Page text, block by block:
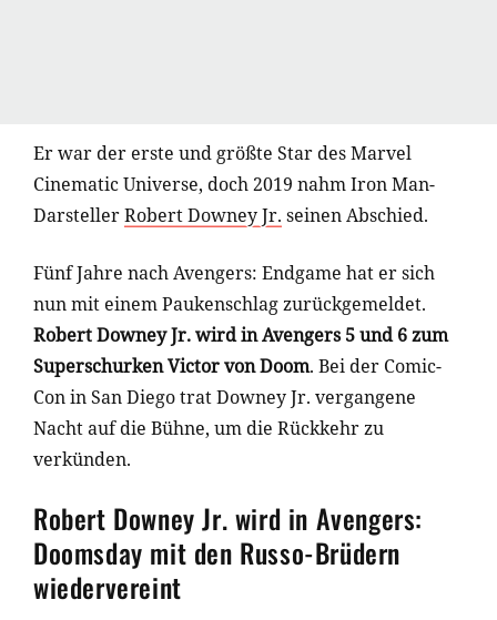
Er war der erste und größte Star des Marvel
Cinematic Universe, doch 2019 nahm Iron Man-
DarstellerRobert Downey Jr. seinen Abschied.
Fünf Jahre nach Avengers: Endgame hat er sich
nun mit einem Paukenschlag zurückgemeldet.
Robert Downey Jr. wird in Avengers 5 und 6 zum
Superschurken Victor von Doom. Bei der Comic-
Con in San Diego trat Downey Jr. vergangene
Nacht auf die Bühne, um die Rückkehr zu
verkünden.
Robert Downey Jr. wird in Avengers:
Doomsday mit den Russo-Brüdern
wiedervereint